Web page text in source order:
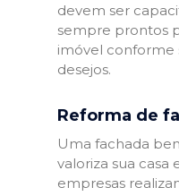
devem ser
sempre prontos
imóvel conforme
desejos.
Reforma de
Uma fachada
valoriza sua casa
empresas